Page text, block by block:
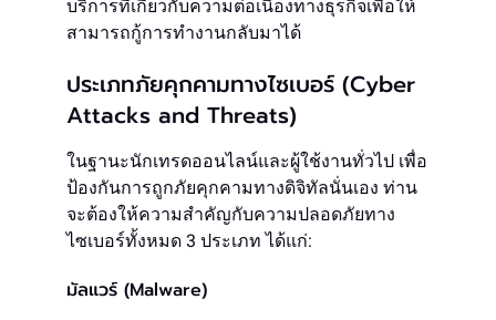
บริการที่เกี่ยวกับความต่อเนื่องทางธุรกิจเพื่อให้
สามารถกู้การทำงานกลับมาได้
ประเภทภัยคุกคามทางไซเบอร์ (Cyber
Attacks and Threats)
ในฐานะนักเทรดออนไลน์และผู้ใช้งานทั่วไป เพื่อ
ป้องกันการถูกภัยคุกคามทางดิจิทัลนั่นเอง ท่าน
จะต้องให้ความสำคัญกับความปลอดภัยทาง
ไซเบอร์ทั้งหมด 3 ประเภท ได้แก่:
มัลแวร์ (Malware)